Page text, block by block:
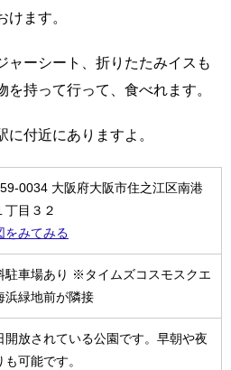
ます。
ャーシート、折りたたみイスも
持って行って、食べれます。
に付近にありますよ。
0034 大阪府大阪市住之江区南港
丁目３２
をみてみる
駐車場あり ※タイムズコスモスクエ
浜緑地前が隣接
開放されている公園です。早朝や夜​
も可能です。